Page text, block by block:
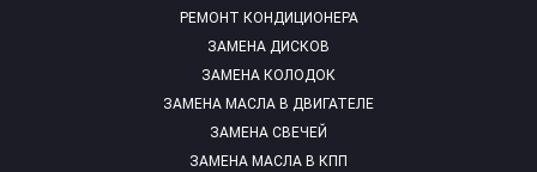
РЕМОНТ КОНДИЦИОНЕРА
ЗАМЕНА ДИСКОВ
ЗАМЕНА КОЛОДОК
ЗАМЕНА МАСЛА В ДВИГАТЕЛЕ
ЗАМЕНА СВЕЧЕЙ
ЗАМЕНА МАСЛА В КПП